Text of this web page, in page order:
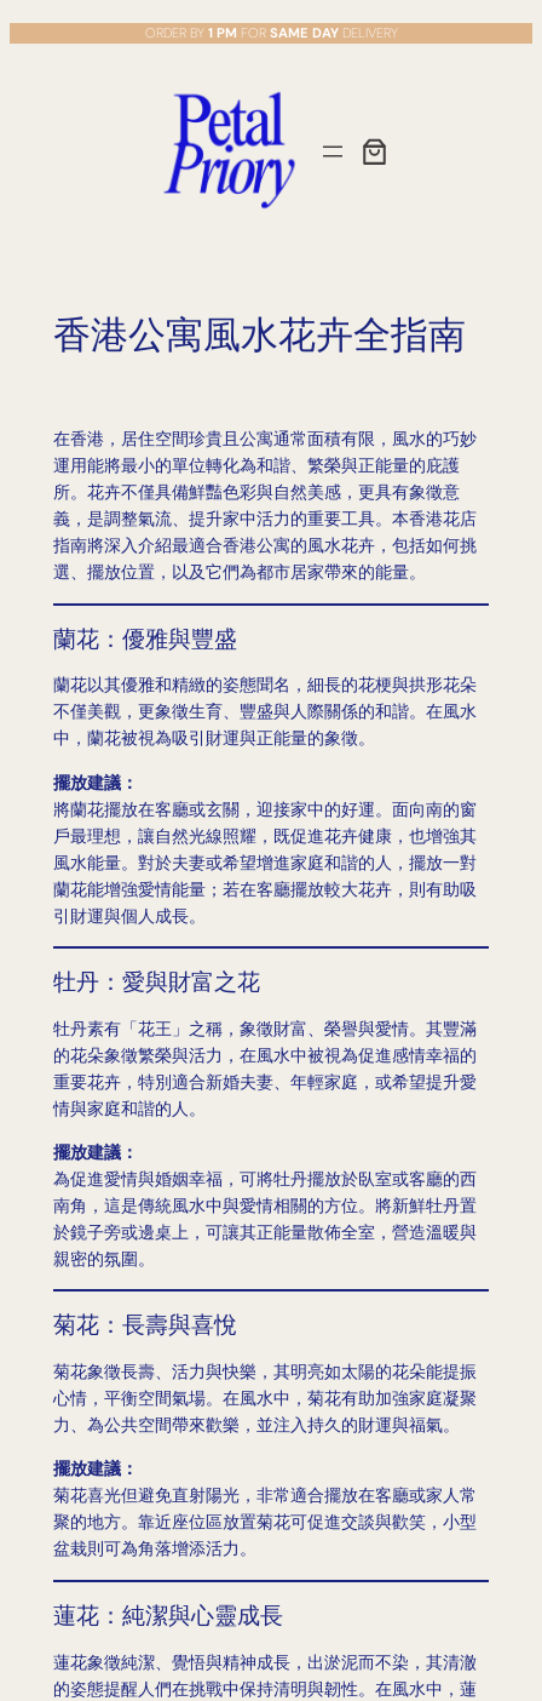
Skip
to
ORDER BY 1 PM FOR SAME DAYDELIVERY
香港公寓風水花卉全指南
在香港，居住空間珍貴且公寓通常面積有限，風水的巧妙
運用能將最小的單位轉化為和諧、繁榮與正能量的庇護
所。花卉不僅具備鮮豔色彩與自然美感，更具有象徵意
義，是調整氣流、提升家中活力的重要工具。本香港花店
指南將深入介紹最適合香港公寓的風水花卉，包括如何挑
選、擺放位置，以及它們為都市居家帶來的能量。
蘭花：優雅與豐盛
蘭花以其優雅和精緻的姿態聞名，細長的花梗與拱形花朵
不僅美觀，更象徵生育、豐盛與人際關係的和諧。在風水
中，蘭花被視為吸引財運與正能量的象徵。
擺放建議：
將蘭花擺放在客廳或玄關，迎接家中的好運。面向南的窗
戶最理想，讓自然光線照耀，既促進花卉健康，也增強其
風水能量。對於夫妻或希望增進家庭和諧的人，擺放一對
蘭花能增強愛情能量；若在客廳擺放較大花卉，則有助吸
引財運與個人成長。
牡丹：愛與財富之花
牡丹素有「花王」之稱，象徵財富、榮譽與愛情。其豐滿
的花朵象徵繁榮與活力，在風水中被視為促進感情幸福的
重要花卉，特別適合新婚夫妻、年輕家庭，或希望提升愛
情與家庭和諧的人。
擺放建議：
為促進愛情與婚姻幸福，可將牡丹擺放於臥室或客廳的西
南角，這是傳統風水中與愛情相關的方位。將新鮮牡丹置
於鏡子旁或邊桌上，可讓其正能量散佈全室，營造溫暖與
親密的氛圍。
菊花：長壽與喜悅
菊花象徵長壽、活力與快樂，其明亮如太陽的花朵能提振
心情，平衡空間氣場。在風水中，菊花有助加強家庭凝聚
力、為公共空間帶來歡樂，並注入持久的財運與福氣。
擺放建議：
菊花喜光但避免直射陽光，非常適合擺放在客廳或家人常
聚的地方。靠近座位區放置菊花可促進交談與歡笑，小型
盆栽則可為角落增添活力。
蓮花：純潔與心靈成長
蓮花象徵純潔、覺悟與精神成長，出淤泥而不染，其清澈
的姿態提醒人們在挑戰中保持清明與韌性。在風水中，蓮